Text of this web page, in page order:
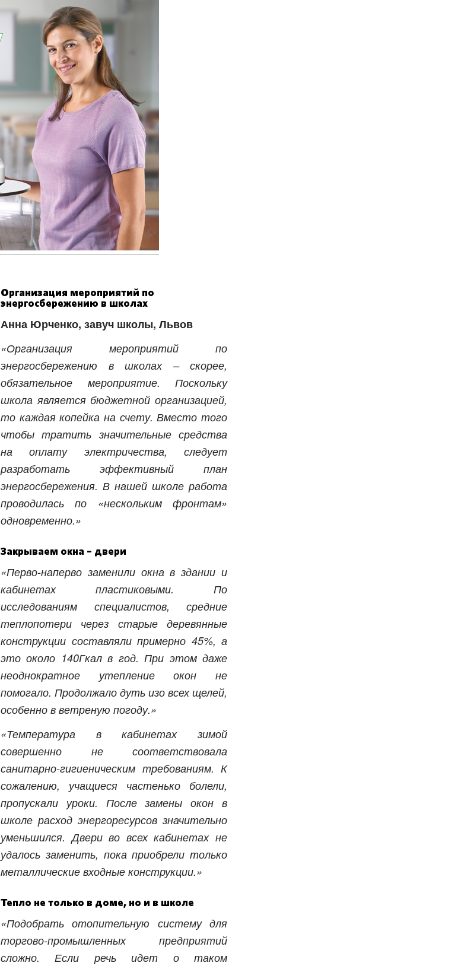
Организация мероприятий по
энергосбережению в школах
Анна Юрченко, завуч школы, Львов
«Организация мероприятий по
энергосбережению в школах – скорее,
обязательное мероприятие. Поскольку
школа является бюджетной организацией,
то каждая копейка на счету. Вместо того
чтобы тратить значительные средства
на оплату электричества, следует
разработать эффективный план
энергосбережения. В нашей школе работа
проводилась по «нескольким фронтам»
одновременно.»
Закрываем окна – двери
«Перво-наперво заменили окна в здании и
кабинетах пластиковыми. По
исследованиям специалистов, средние
теплопотери через старые деревянные
конструкции составляли примерно 45%, а
это около 140Гкал в год. При этом даже
неоднократное утепление окон не
помогало. Продолжало дуть изо всех щелей,
особенно в ветреную погоду.»
«Температура в кабинетах зимой
совершенно не соответствовала
санитарно-гигиеническим требованиям. К
сожалению, учащиеся частенько болели,
пропускали уроки. После замены окон в
школе расход энергоресурсов значительно
уменьшился. Двери во всех кабинетах не
удалось заменить, пока приобрели только
металлические входные конструкции.»
Тепло не только в доме, но и в школе
«Подобрать отопительную систему для
торгово-промышленных предприятий
сложно. Если речь идет о таком
Харьков
Одесса
Бесплатно.